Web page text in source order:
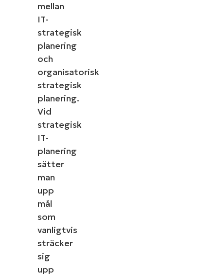
mellan
IT-
strategisk
planering
och
organisatorisk
strategisk
planering.
Vid
strategisk
IT-
planering
sätter
man
upp
mål
som
vanligtvis
sträcker
sig
upp